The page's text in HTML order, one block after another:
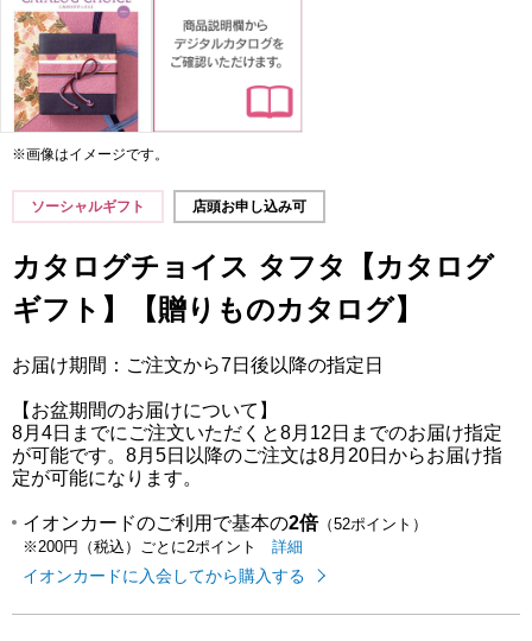
※画像はイメージです。
ソーシャルギフト 店頭お申し込み可
カタログチョイス タフタ【カタログ
ギフト】【贈りものカタログ】
お届け期間：ご注文から7日後以降の指定日
【お盆期間のお届けについて】
8月4日までにご注文いただくと8月12日までのお届け指定
が可能です。8月5日以降のご注文は8月20日からお届け指
定が可能になります。
イオンカードのご利用で基本の2倍（52ポイント）
※200円（税込）ごとに2ポイント
イオンカードのご利用でたまるポイ
詳細
イオンカードに入会してから購入する